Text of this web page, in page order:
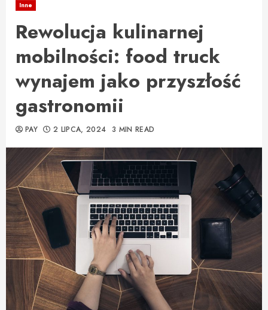
Inne
Rewolucja kulinarnej
mobilności: food truck
wynajem jako przyszłość
gastronomii
PAY 2 LIPCA, 2024 3 MIN READ